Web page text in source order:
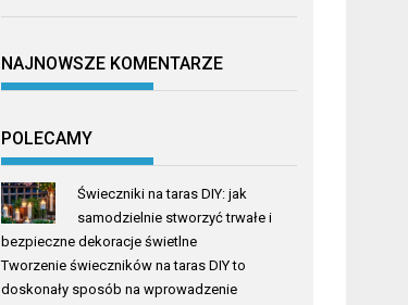
NAJNOWSZE KOMENTARZE
POLECAMY
Świeczniki na taras DIY: jak
samodzielnie stworzyć trwałe i
bezpieczne dekoracje świetlne
Tworzenie świeczników na taras DIY to
doskonały sposób na wprowadzenie